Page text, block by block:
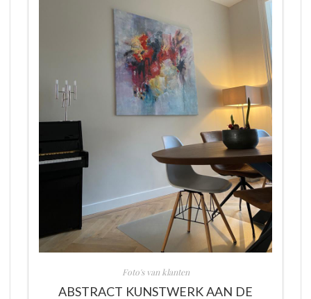
Foto's van klanten
ABSTRACT KUNSTWERK AAN DE